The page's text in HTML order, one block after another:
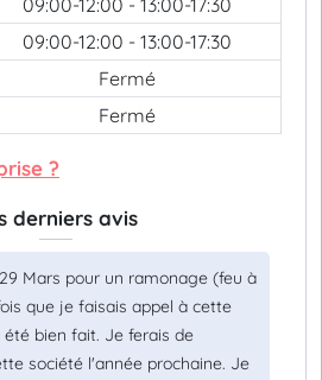
09:00-12:00 - 13:00-17:30
09:00-12:00 - 13:00-17:30
Fermé
Fermé
?
derniers avis
Mars pour un ramonage (feu à
que je faisais appel à cette
bien fait. Je ferais de
société l'année prochaine. Je